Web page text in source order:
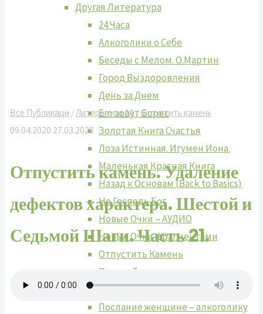
Другая Литература
24 Часа
Алкоголики о Себе
Беседы с Мелом. О.Мартин
Город Выздоровления
День за Днем
Его зовут Борис
Золотая Книга Счастья
Лоза Истинная. Игумен Иона.
Маленькая Красная Книга
Назад к Основам (Back to Basics)
Не Господь Бог
Новые Очки – АУДИО
Новые Очки фрагментами
Отпустить Камень
Передай это дальше
Понимание 12 Шагов
Послание женщине – алкоголику
Все Публикаци / Литература АА/ Отпустить камень
09.04.2020 27.03.2020
Отпустить камень. Удаление
дефектов характера. Шестой и
Седьмой Шаги. Часть 21.